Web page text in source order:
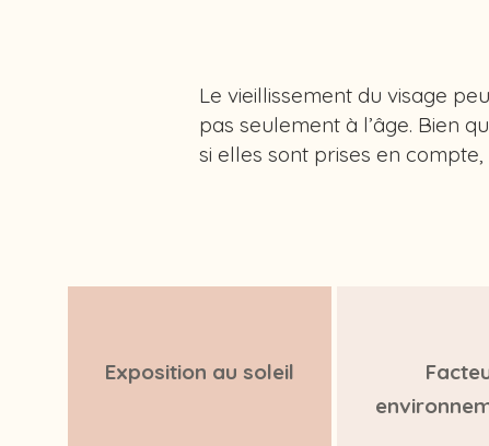
Le vieillissement du visage
pas seulement à l’âge. Bien
si elles sont prises en
Exposition au soleil